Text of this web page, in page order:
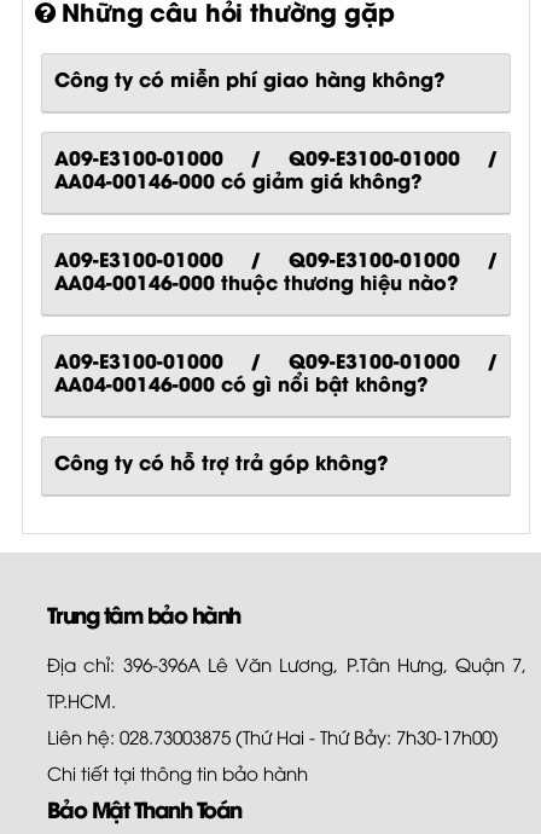
Những câu hỏi thường gặp
Công ty có miễn phí giao hàng không?
A09-E3100-01000 / Q09-E3100-01000 /
AA04-00146-000 có giảm giá không?
A09-E3100-01000 / Q09-E3100-01000 /
AA04-00146-000 thuộc thương hiệu nào?
A09-E3100-01000 / Q09-E3100-01000 /
AA04-00146-000có gì nổi bật không?
Công ty có hỗ trợ trả góp không?
Trung tâm bảo hành
Địa chỉ: 396-396A Lê Văn Lương, P.Tân Hưng, Quận 7,
TP.HCM.
Liên hệ: 028.73003875 (Thứ Hai - Thứ Bảy: 7h30-17h00)
Chi tiết tại thông tin bảo hành
Bảo Mật Thanh Toán